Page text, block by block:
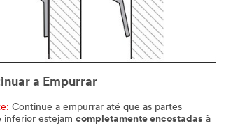
a Empurrar
Continue a empurrar até que as partes
inferior estejam completamente encostadas à